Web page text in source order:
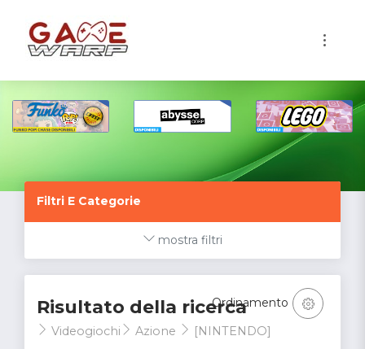
Filtri E Categorie
mostra filtri
Risultato della ricerca
Videogiochi Azione [NINTENDO]
Ordinamento